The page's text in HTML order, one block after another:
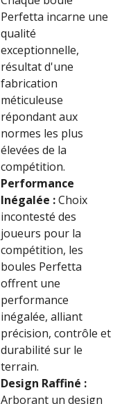
Perfetta incarne une
qualité
exceptionnelle,
résultat d'une
fabrication
méticuleuse
répondant aux
normes les plus
élevées de la
compétition.
Performance
Inégalée :Choix
incontesté des
joueurs pour la
compétition, les
boules Perfetta
offrent une
performance
inégalée, alliant
précision, contrôle et
durabilité sur le
terrain.
Design Raffiné :
Arborant un design